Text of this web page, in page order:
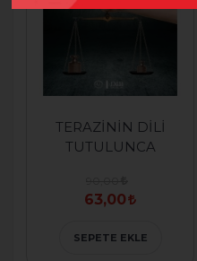
TERAZİNİN DİLİ
TUTULUNCA
63,00
SEPETE EKLE